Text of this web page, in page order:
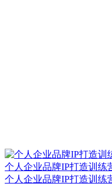
个人企业品牌IP打造训练
个人企业品牌IP打造训练